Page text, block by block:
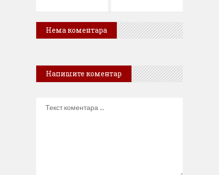
Нема коментара
Напишите коментар